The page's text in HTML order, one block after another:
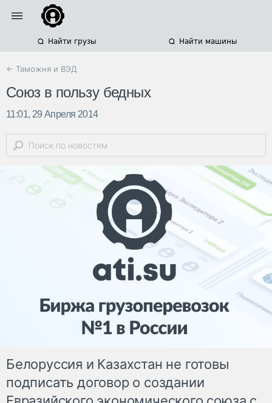
Найти грузы Найти машины
← Таможня и ВЭД
Союз в пользу бедных
11:01, 29 Апреля 2014
Белоруссия и Казахстан не готовы
подписать договор о создании